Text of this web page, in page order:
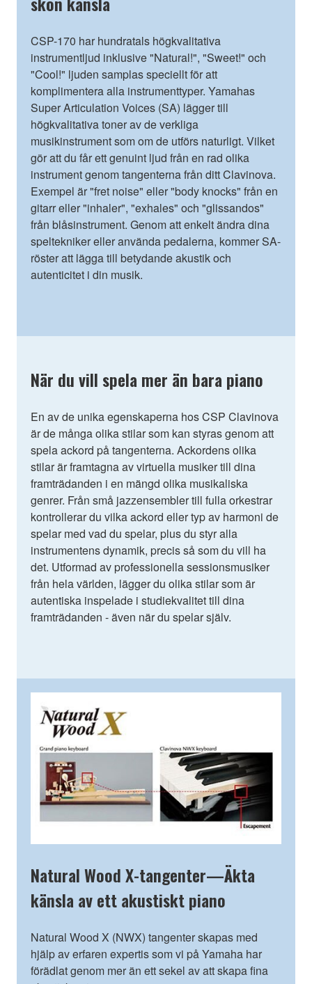
CSP-170 har hundratals högkvalitativa
instrumentljud inklusive "Natural!", "Sweet!" och
"Cool!" ljuden samplas speciellt för att
komplimentera alla instrumenttyper. Yamahas
Super Articulation Voices (SA) lägger till
högkvalitativa toner av de verkliga
musikinstrument som om de utförs naturligt. Vilket
gör att du får ett genuint ljud från en rad olika
instrument genom tangenterna från ditt Clavinova.
Exempel är "fret noise" eller "body knocks" från en
gitarr eller "inhaler", "exhales" och "glissandos"
från blåsinstrument. Genom att enkelt ändra dina
speltekniker eller använda pedalerna, kommer SA-
röster att lägga till betydande akustik och
autenticitet i din musik.
När du vill spela mer än bara piano
En av de unika egenskaperna hos CSP Clavinova
är de många olika stilar som kan styras genom att
spela ackord på tangenterna. Ackordens olika
stilar är framtagna av virtuella musiker till dina
framträdanden i en mängd olika musikaliska
genrer. Från små jazzensembler till fulla orkestrar
kontrollerar du vilka ackord eller typ av harmoni de
spelar med vad du spelar, plus du styr alla
instrumentens dynamik, precis så som du vill ha
det. Utformad av professionella sessionsmusiker
från hela världen, lägger du olika stilar som är
autentiska inspelade i studiekvalitet till dina
framträdanden - även när du spelar själv.
Natural Wood X-tangenter—Äkta
känsla av ett akustiskt piano
Natural Wood X (NWX) tangenter skapas med
hjälp av erfaren expertis som vi på Yamaha har
förädlat genom mer än ett sekel av att skapa fina